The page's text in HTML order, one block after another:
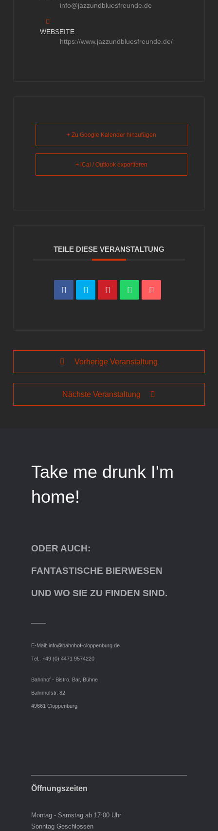
info@jazzundbluesfreunde.de
WEBSEITE
https://www.jazzundbluesfreunde.de/
+ Zu Google Kalender hinzufügen
+ iCal / Outlook exportieren
TEILE DIESE VERANSTALTUNG
Vorherige Veranstaltung
Nächste Veranstaltung
Take me drunk I'm
home!
ODER AUCH:
FANTASTISCHE BIERWESEN
UND WO SIE ZU FINDEN SIND.
E-Mail: info@bahnhof-cloppenburg.de
Tel.: +49 (0) 4471 9574220
Bahnhof - Bistro, Bar, Bühne
Bahnhofstr. 82
49661 Cloppenburg
Öffnungszeiten
Montag - Samstag ab 17:00 Uhr
Sonntag Geschlossen